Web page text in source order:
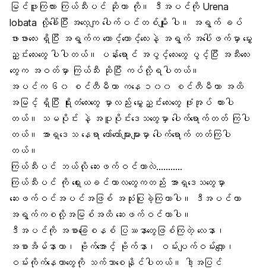
မြင်ဖူးကြလား ကြယ်သီးပင် ဆိုတာ ကို။ ဒီအပင်ကို Urena
lobata လို့ခေါ်ပြီး အလေ့ကျ ပေါက်ပင်တစ်မျိုး ပါ။ အရွက် ခပ်
ဖားဖားလေး ရှိပြီး အရွက်က တောင့်တောင့်လေးနဲ့ အရွက် အပေါ်ဖက်မှာ မွှေး
ညှင်းလေးတွေ ပါပါတယ်။ ပန်းရောင် အပွင့်လေးတွေ ပွင့်ပြီး အသီးလေး
တွေက အဝတ်မှာ ကြယ်သီး ဆိုပြီး ကပ်လို့ရပါတယ်။
အပင်က ၆၀ စင်တီမီတာ ကနေ ၁၀၀ စင်တီမီတာ အထိ
အမြင့် ရှိပြီး ရိုးတံလေးတွေ မှာလည်း မွှေးညှင်းလေးတွေ ဖုံးအုပ် ထားပါ
တယ်။ သမပိုင်း နဲ့ အပူပိုင်းဒေသတွေမှာ ပေါက်ရောက်တတ် ကြပါ
တယ်။ အာရှဒေသ နေရာ တော်တော်များများမှာ ပေါက်ရောက် တတ်ကြပါ
တယ်။
ကြယ်သီးပင် ဘယ်လို ဆေးဖက်ဝင်တာလဲ………..
ကြယ်သီးပင် ကို ရှေးယခင်ကာလတွေကတည်း အာရှဒေသတွေမှာ
ဆေးဖက်ဝင်အပင်အဖြစ် အသုံးပြုခဲ့ကြတာပါ။ ဒီအပင်ဟာ
အရွက်ကစလို့အမြစ်အထိ ဆေးဖက်ဝင်တာပါ။
ဒီအပင်ကို အစာခြေစနစ် ပြဿနာတွေဖြစ်ကြတဲ့ လေနာ ၊
အစာအိမ်နာတာ၊ ဗိုက်အောင့် ဗိုက်နာ၊ ဝမ်းပျက်ဝမ်းလျှော၊
ဝမ်းကိုက်နေတာတွေကို သက်သာစေနိုင်ပါတယ်။ ဒါ့အပြင်